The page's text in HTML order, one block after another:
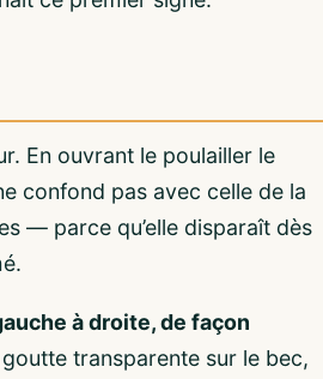
En ouvrant le poulailler le
confond pas avec celle de la
— parce qu’elle disparaît dès
à droite, de façon
transparente sur le bec,